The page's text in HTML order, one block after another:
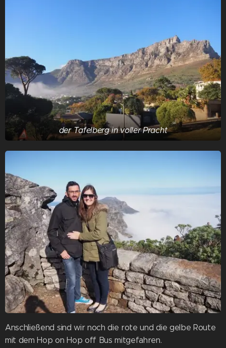
der Tafelberg in voller Pracht
Anschließend sind wir noch die rote und die gelbe Route
mit dem Hop on Hop off Bus mitgefahren.